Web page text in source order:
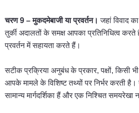
चरण 9 – मुकदमेबाजी या प्रवर्तन। जहां विवाद
तुर्की अदालतों के समक्ष आपका प्रतिनिधित्व करते
प्रवर्तन में सहायता करते हैं।
सटीक प्रक्रिया अनुबंध के प्रकार, पक्षों, किसी
आपके मामले के विशिष्ट तथ्यों पर निर्भर करती
सामान्य मार्गदर्शिका हैं और एक निश्चित समयरेखा